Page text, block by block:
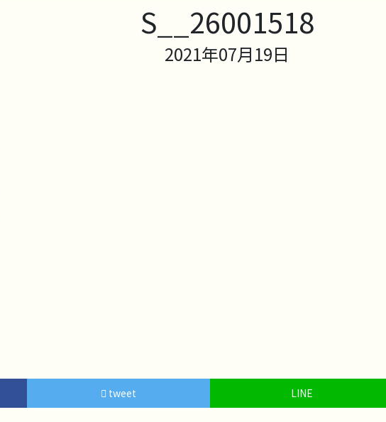
S__26001518
2021年07月19日
tweet LINE